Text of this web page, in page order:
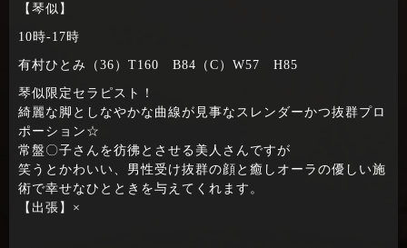
【琴似】
10時‐17時
有村ひとみ（36）T160 B84（C）W57 H85
琴似限定セラピスト！
綺麗な脚としなやかな曲線が見事なスレンダーかつ抜群プロ
ポーション☆
常盤〇子さんを彷彿とさせる美人さんですが
笑うとかわいい、男性受け抜群の顔と癒しオーラの優しい施
術で幸せなひとときを与えてくれます。
【出張】×